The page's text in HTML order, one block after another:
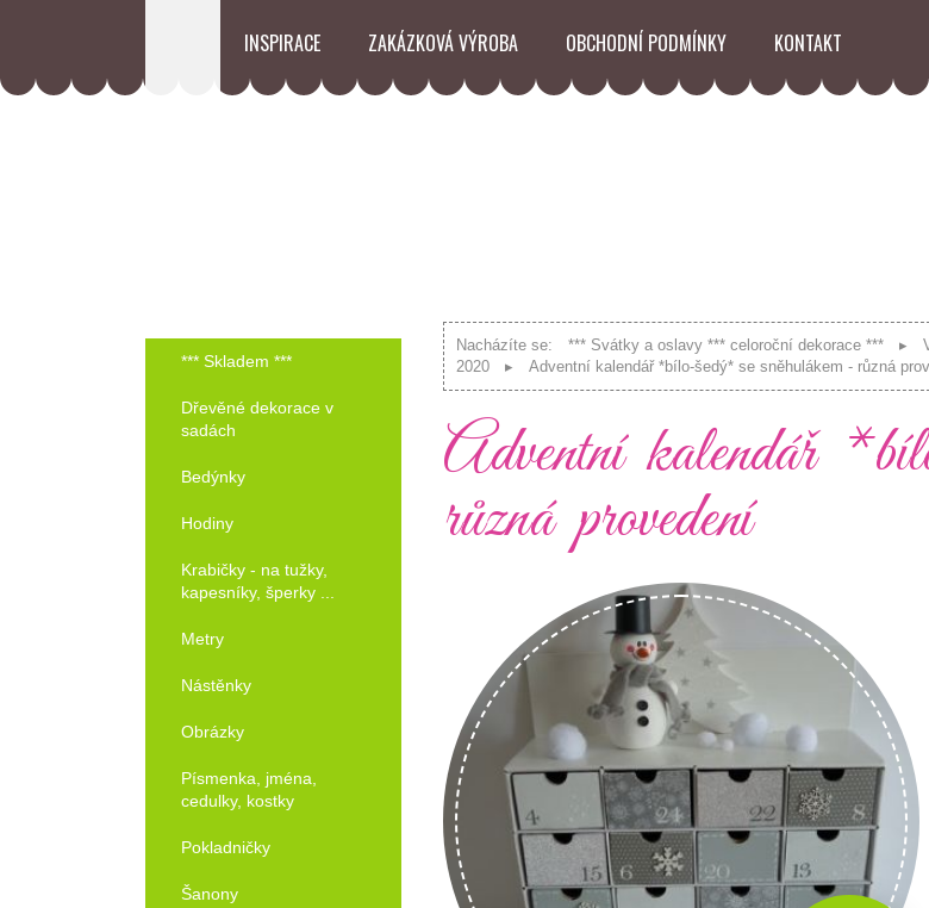
INSPIRACE ZAKÁZKOVÁ VÝROBA OBCHODNÍ PODMÍNKY KONTAKT
Nacházíte se: *** Svátky a oslavy *** celoroční dekorace ***
2020
Adventní kalendář *bílo-šedý* se sněhulákem - různá
Adventní kalendář
různá provedení
*** Skladem ***
Dřevěné dekorace v
sadách
Bedýnky
Hodiny
Krabičky - na tužky,
kapesníky, šperky ...
Metry
Nástěnky
Obrázky
Písmenka, jména,
cedulky, kostky
Pokladničky
Šanony